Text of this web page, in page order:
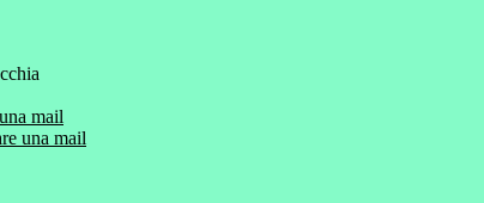
mail
una mail